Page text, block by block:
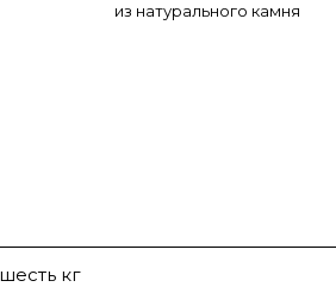
из натурального камня
кг